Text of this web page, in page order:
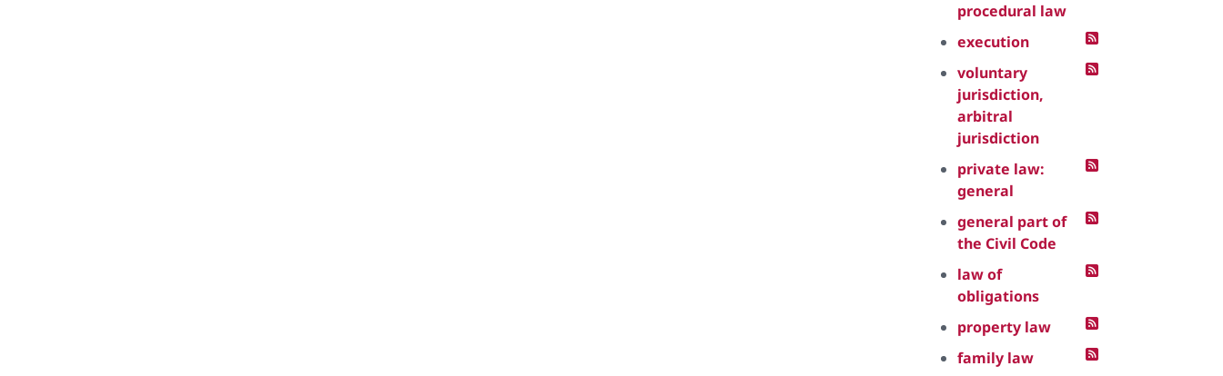
procedural law
execution
voluntary
jurisdiction,
arbitral
jurisdiction
private law:
general
general part of
the Civil Code
law of
obligations
property law
family law